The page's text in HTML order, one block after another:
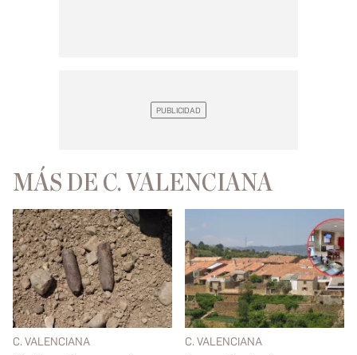
MÁS DE C. VALENCIANA
C. VALENCIANA C. VALENCIANA